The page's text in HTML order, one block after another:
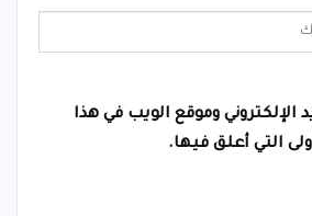
الإلكتروني وموقع الويب في هذا
التي أعلق فيها.